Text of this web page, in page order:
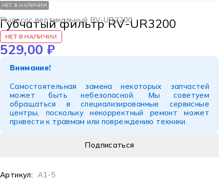
НЕТ В НАЛИЧИИ
Пылесос вертикальный RV-UR3200
Губчатый фильтр RV-UR3200
НЕТ В НАЛИЧИИ
529,00 ₽
Внимание!
Самостоятельная замена некоторых запчастей
может быть небезопасной. Мы советуем
обращаться в специализированные сервисные
центры, поскольку некорректный ремонт может
привести к травмам или повреждению техники.
Артикул: A1-5